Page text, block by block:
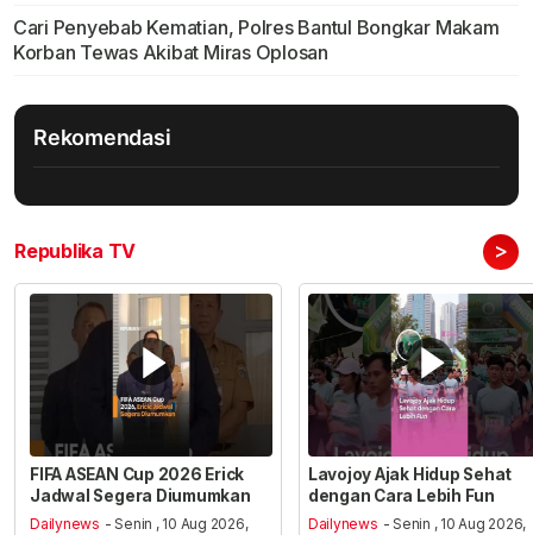
Cari Penyebab Kematian, Polres Bantul Bongkar Makam
Korban Tewas Akibat Miras Oplosan
Rekomendasi
Republika TV >
FIFA ASEAN Cup 2026 Erick
Jadwal Segera Diumumkan
Dailynews - Senin , 10 Aug 2026,
Lavojoy Ajak Hidup Sehat
dengan Cara Lebih Fun
Dailynews - Senin , 10 Aug 2026,